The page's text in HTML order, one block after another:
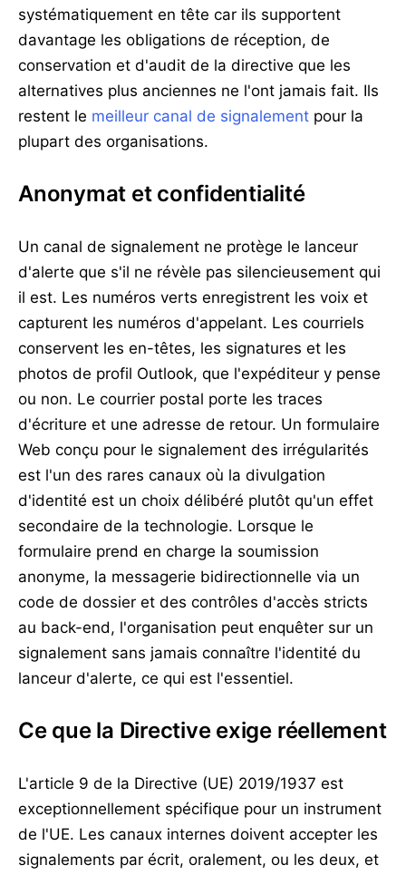
systématiquement en tête car ils supportent
davantage les obligations de réception, de
conservation et d'audit de la directive que les
alternatives plus anciennes ne l'ont jamais fait. Ils
restent le meilleur canal de signalement pour la
plupart des organisations.
Anonymat et confidentialité
Un canal de signalement ne protège le lanceur
d'alerte que s'il ne révèle pas silencieusement qui
il est. Les numéros verts enregistrent les voix et
capturent les numéros d'appelant. Les courriels
conservent les en-têtes, les signatures et les
photos de profil Outlook, que l'expéditeur y pense
ou non. Le courrier postal porte les traces
d'écriture et une adresse de retour. Un formulaire
Web conçu pour le signalement des irrégularités
est l'un des rares canaux où la divulgation
d'identité est un choix délibéré plutôt qu'un effet
secondaire de la technologie. Lorsque le
formulaire prend en charge la soumission
anonyme, la messagerie bidirectionnelle via un
code de dossier et des contrôles d'accès stricts
au back-end, l'organisation peut enquêter sur un
signalement sans jamais connaître l'identité du
lanceur d'alerte, ce qui est l'essentiel.
Ce que la Directive exige réellement
L'article 9 de la Directive (UE) 2019/1937 est
exceptionnellement spécifique pour un instrument
de l'UE. Les canaux internes doivent accepter les
signalements par écrit, oralement, ou les deux, et